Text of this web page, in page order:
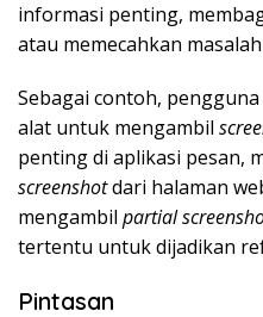
informasi penting,
atau memecahkan
Sebagai contoh,
alat untuk mengambil
penting di aplikasi pesan,
screenshotdari halaman
mengambil partial
tertentu untuk dijadikan
Pintasan